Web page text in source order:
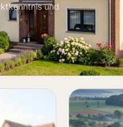
und